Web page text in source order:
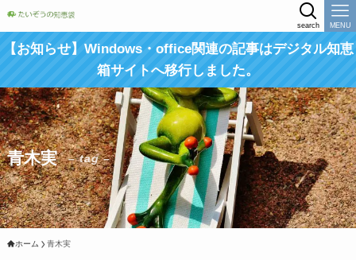
search MENU
【お知らせ】Windows・office関連の記事はデジタル知恵
箱サイトへ移行しました。
青木実 – tag –
ホーム 青木実